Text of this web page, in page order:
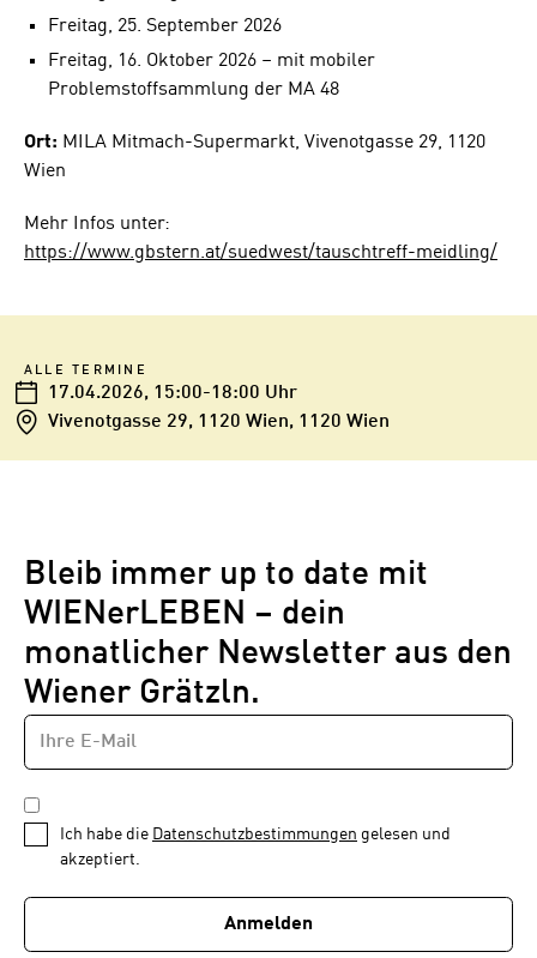
Freitag, 25. September 2026
Freitag, 16. Oktober 2026 – mit mobiler
Problemstoffsammlung der MA 48
Ort: MILA Mitmach-Supermarkt, Vivenotgasse 29, 1120
Wien
Mehr Infos unter:
https://www.gbstern.at/suedwest/tauschtreff-meidling/
ALLE TERMINE
17.04.2026, 15:00-18:00 Uhr
Vivenotgasse 29, 1120 Wien, 1120 Wien
Bleib immer up to date mit
WIENerLEBEN – dein
monatlicher Newsletter aus den
Wiener Grätzln.
Newsletter
1
von
E-
MAIL-
ADRESSE
DATENSCHUTZBESTIMMUNGEN
*
Ich habe die Datenschutzbestimmungen gelesen und
akzeptiert.
Anmelden